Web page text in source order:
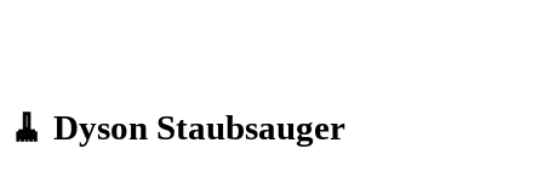
🧹 Dyson Staubsauger